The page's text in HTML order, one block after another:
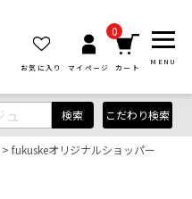
お気に入り マイページ
0
カート
MENU
検索 こだわり検索
fukuskeオリジナルショッパー